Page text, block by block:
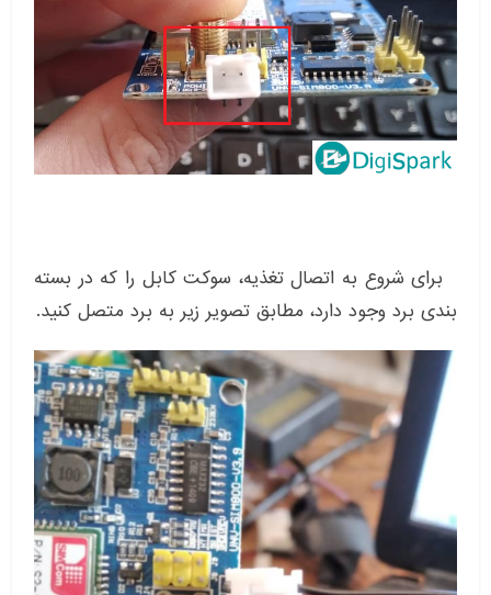
برای شروع به اتصال تغذیه، سوکت کابل را که در بسته
بندی برد وجود دارد، مطابق تصویر زیر به برد متصل کنید.